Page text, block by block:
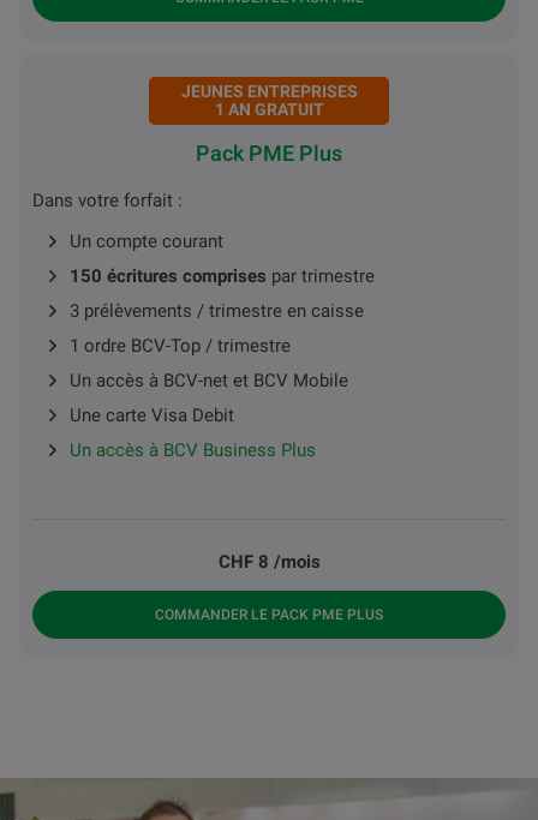
JEUNES ENTREPRISES
1 AN GRATUIT
Pack PME Plus
Dans votre forfait :
Un compte courant
150 écritures comprises par trimestre
3 prélèvements / trimestre en caisse
1 ordre BCV-Top / trimestre
Un accès à BCV-net et BCV Mobile
Une carte Visa Debit
Un accès à BCV Business Plus
CHF 8 /mois
COMMANDER LE PACK PME PLUS